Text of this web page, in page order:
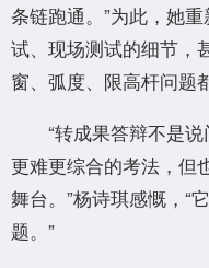
条链跑通。”为此，她
试、现场测试的细节，
窗、弧度、限高杆问题
“转成果答辩不是
更难更综合的考法，但
舞台。”杨诗琪感慨，“
题。”